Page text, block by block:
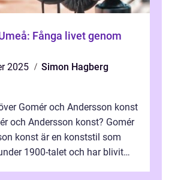
Fånga livet genom
2025
Simon Hagberg
Gomér och Andersson konst
och Andersson konst? Gomér
konst är en konststil som
1900-talet och har blivit